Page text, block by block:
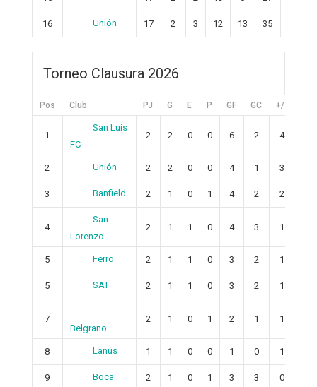
16 Unión 17 2 3 12 13 35
Torneo Clausura 2026
Pos Club PJ G E P GF GC +/-
1
San Luis
FC
2 2 0 0 6 2 4
2 Unión 2 2 0 0 4 1 3
3 Banfield 2 1 0 1 4 2 2
4
San
Lorenzo
2 1 1 0 4 3 1
5 Ferro 2 1 1 0 3 2 1
5 SAT 2 1 1 0 3 2 1
7
Belgrano
2 1 0 1 2 1 1
8 Lanús 1 1 0 0 1 0 1
9 Boca 2 1 0 1 3 3 0